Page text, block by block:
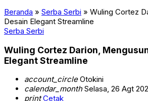
Beranda » Serba Serbi » Wuling Cortez
Desain Elegant Streamline
Serba Serbi
Wuling Cortez Darion,
Elegant Streamline
account_circleOtokini
calendar_monthSelasa, 26 Agt
print Cetak